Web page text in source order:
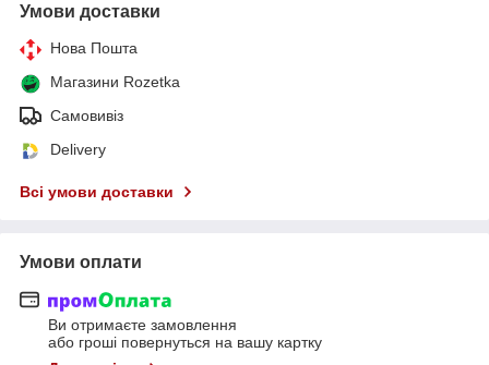
Умови доставки
Нова Пошта
Магазини Rozetka
Самовивіз
Delivery
Всі умови доставки
Умови оплати
Ви отримаєте замовлення
або гроші повернуться на вашу картку